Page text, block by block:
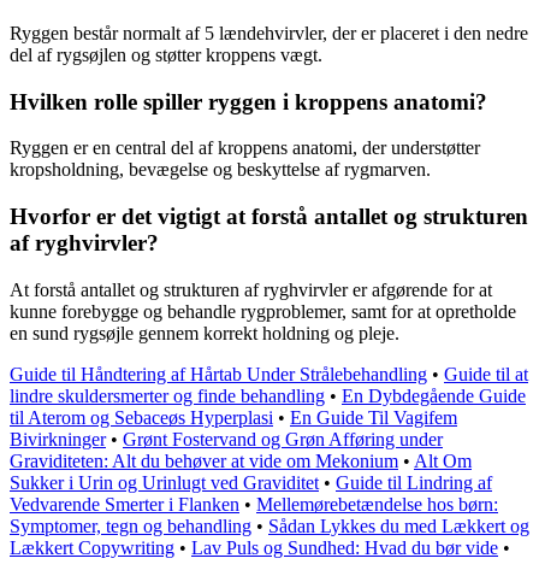
Ryggen består normalt af 5 lændehvirvler, der er placeret i den nedre
del af rygsøjlen og støtter kroppens vægt.
Hvilken rolle spiller ryggen i kroppens anatomi?
Ryggen er en central del af kroppens anatomi, der understøtter
kropsholdning, bevægelse og beskyttelse af rygmarven.
Hvorfor er det vigtigt at forstå antallet og strukturen
af ryghvirvler?
At forstå antallet og strukturen af ryghvirvler er afgørende for at
kunne forebygge og behandle rygproblemer, samt for at opretholde
en sund rygsøjle gennem korrekt holdning og pleje.
Guide til Håndtering af Hårtab Under Strålebehandling • Guide til at
lindre skuldersmerter og finde behandling • En Dybdegående Guide
til Aterom og Sebaceøs Hyperplasi • En Guide Til Vagifem
Bivirkninger• Grønt Fostervand og Grøn Afføring under
Graviditeten: Alt du behøver at vide om Mekonium • Alt Om
Sukker i Urin og Urinlugt ved Graviditet • Guide til Lindring af
Vedvarende Smerter i Flanken • Mellemørebetændelse hos børn:
Symptomer, tegn og behandling • Sådan Lykkes du med Lækkert og
Lækkert Copywriting • Lav Puls og Sundhed: Hvad du bør vide •